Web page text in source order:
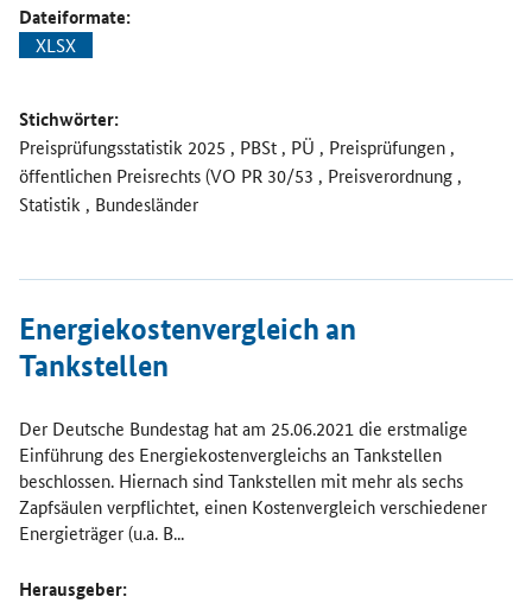
Dateiformate:
XLSX
Stichwörter:
Preisprüfungsstatistik 2025 , PBSt , PÜ , Preisprüfungen ,
öffentlichen Preisrechts (VO PR 30/53 , Preisverordnung ,
Statistik , Bundesländer
Energiekostenvergleich an
Tankstellen
Der Deutsche Bundestag hat am 25.06.2021 die erstmalige
Einführung des Energiekostenvergleichs an Tankstellen
beschlossen. Hiernach sind Tankstellen mit mehr als sechs
Zapfsäulen verpflichtet, einen Kostenvergleich verschiedener
Energieträger (u.a. B...
Herausgeber:
Öffnet Einzelsicht